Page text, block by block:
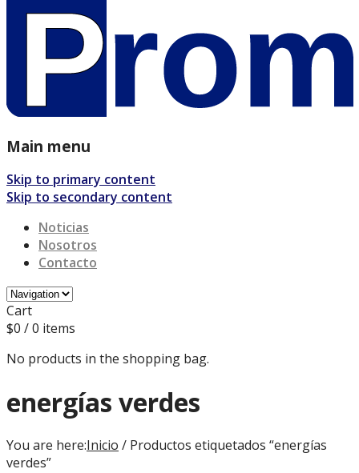
Main menu
Skip to primary content
Skip to secondary content
Noticias
Nosotros
Contacto
Cart
$0 / 0 items
No products in the shopping bag.
energías verdes
You are here:Inicio / Productos etiquetados “energías
verdes”